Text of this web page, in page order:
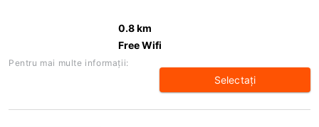
0.8 km
Free Wifi
Pentru mai multe informaţii:
Selectaţi